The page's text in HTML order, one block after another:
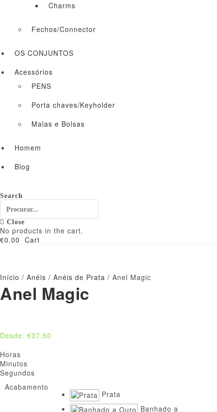
Charms
Fechos/Connector
OS CONJUNTOS
Acessórios
PENS
Porta chaves/Keyholder
Malas e Bolsas
Homem
Blog
Search
Close
No products in the cart.
€0.00 Cart
Início / Anéis / Anéis de Prata / Anel Magic
Anel Magic
Desde: €37.50
Horas
Minutos
Segundos
Acabamento